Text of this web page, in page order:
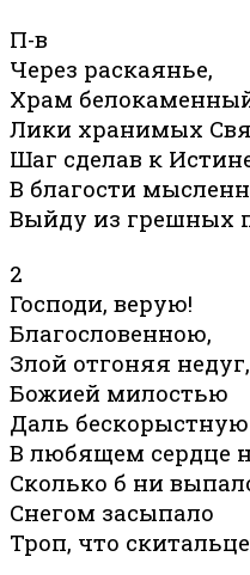
П-в
Через раскаянье,
Храм
Лики хранимых
Шаг сделав к
В благости
Выйду из грешных
2
Господи, верую!
Благословенною,
Злой отгоняя недуг,
Божией милостью
Даль бескорыстную
В любящем сердце
Сколько б ни
Снегом засыпало
Троп, что